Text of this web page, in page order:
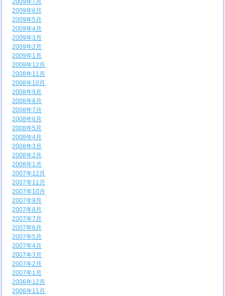
2009年7月
2009年6月
2009年5月
2009年4月
2009年3月
2009年2月
2009年1月
2008年12月
2008年11月
2008年10月
2008年9月
2008年8月
2008年7月
2008年6月
2008年5月
2008年4月
2008年3月
2008年2月
2008年1月
2007年12月
2007年11月
2007年10月
2007年9月
2007年8月
2007年7月
2007年6月
2007年5月
2007年4月
2007年3月
2007年2月
2007年1月
2006年12月
2006年11月